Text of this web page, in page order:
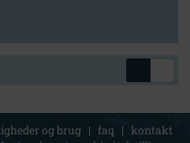
og brug | faq | kontakt